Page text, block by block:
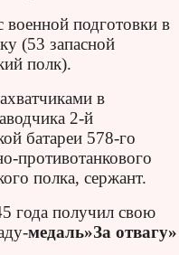
подготовки в
(53 запасной
полк).
в
2-й
батареи 578-го
противотанкового
полка, сержант.
года получил свою
медаль»За отвагу»